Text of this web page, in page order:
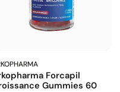
Forcapil
Gummies 60